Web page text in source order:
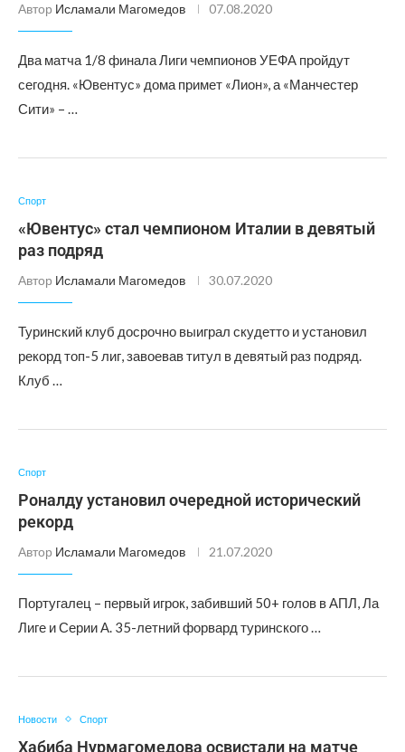
Автор Исламали Магомедов 07.08.2020
Два матча 1/8 финала Лиги чемпионов УЕФА пройдут
сегодня. «Ювентус» дома примет «Лион», а «Манчестер
Сити» – …
Спорт
«Ювентус» стал чемпионом Италии в девятый
раз подряд
Автор Исламали Магомедов 30.07.2020
Туринский клуб досрочно выиграл скудетто и установил
рекорд топ-5 лиг, завоевав титул в девятый раз подряд.
Клуб …
Спорт
Роналду установил очередной исторический
рекорд
Автор Исламали Магомедов 21.07.2020
Португалец – первый игрок, забивший 50+ голов в АПЛ, Ла
Лиге и Серии А. 35-летний форвард туринского …
Новости Спорт
Хабиба Нурмагомедова освистали на матче